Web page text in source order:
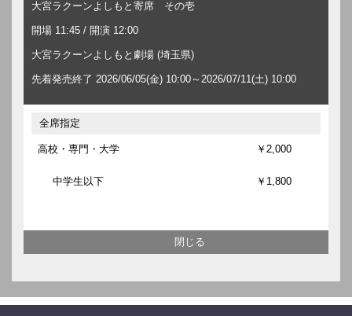
大宮ラクーンよしもと寄席 その壱
開場 11:45 / 開演 12:00
大宮ラクーンよしもと劇場 (埼玉県)
先着発売終了 2026/06/05(金) 10:00～2026/07/11(土) 10:00
全席指定
高校・専門・大学 ￥2,000
中学生以下 ￥1,800